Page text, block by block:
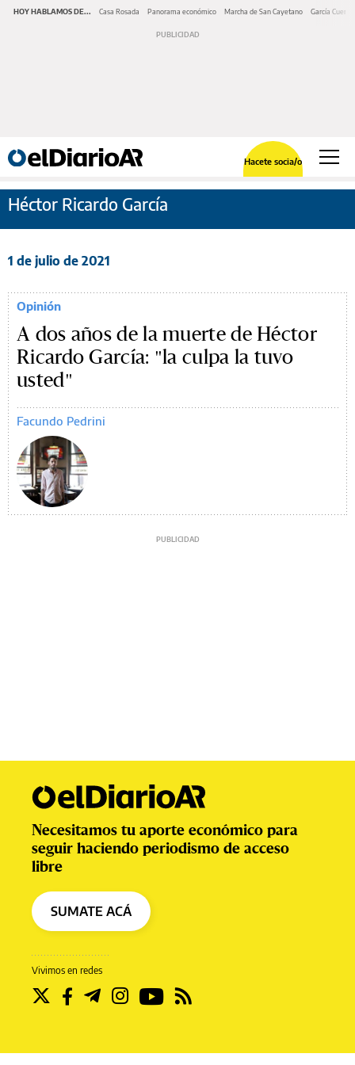
HOY HABLAMOS DE... Casa Rosada Panorama económico Marcha de San Cayetano García Cuerva
Hacete socia/o
Héctor Ricardo García
1 de julio de 2021
Opinión
A dos años de la muerte de Héctor
Ricardo García: "la culpa la tuvo
usted"
Facundo Pedrini
Vivimos en redes
Necesitamos tu aporte económico para
seguir haciendo periodismo de acceso
libre
SUMATE ACÁ